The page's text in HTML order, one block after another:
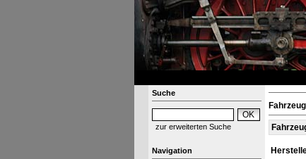
Suche
zur erweiterten Suche
Navigation